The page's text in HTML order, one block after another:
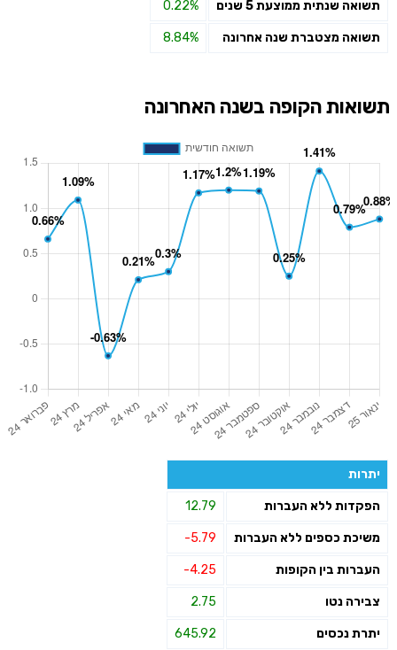
תשואה שנתית ממוצעת 5 שנים 0.22%
תשואה מצטברת שנה אחרונה 8.84%
תשואות הקופה בשנה האחרונה
יתרות
הפקדות ללא העברות 12.79
משיכת כספים ללא העברות -5.79
העברות בין הקופות -4.25
צבירה נטו 2.75
יתרת נכסים 645.92